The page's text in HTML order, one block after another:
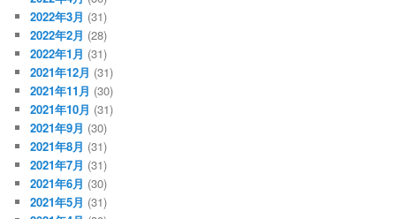
2022年3月 (31)
2022年2月 (28)
2022年1月 (31)
2021年12月 (31)
2021年11月 (30)
2021年10月 (31)
2021年9月 (30)
2021年8月 (31)
2021年7月 (31)
2021年6月 (30)
2021年5月 (31)